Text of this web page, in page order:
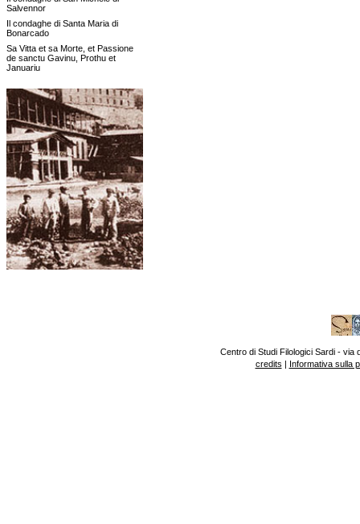
Salvennor
Il condaghe di Santa Maria di
Bonarcado
Sa Vitta et sa Morte, et Passione
de sanctu Gavinu, Prothu et
Januariu
Centro di Studi Filologici Sardi - via
credits | Informativa sulla